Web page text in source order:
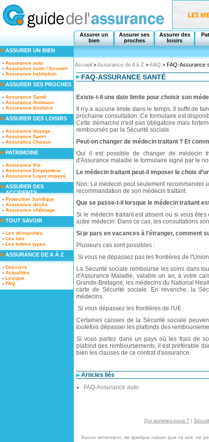
Assurer un
bien
Assurer ses
proches
Assurer des
loisirs
Accueil >Assurance de A à Z > FAQ > FAQ-Assurance
FAQ-ASSURANCE SANTÉ
Existe-t-il une date limite pour choisir son
Il n'y a aucune limite dans le temps. Il suffit de
prochaine consultation. Ce formulaire est
Cette démarche n'est pas obligatoire mais
remboursés par la Sécurité sociale.
Peut-on changer de médecin traitant ? Et
Oui il est possible de changer de médecin
d'Assurance maladie le formulaire signé par le
Le médecin traitant peut-il imposer le choix
Non. Le médecin peut seulement recommander
recommandation de son médecin traitant.
Que se passe-t-il lorsque le médecin traitant
Si le médecin traitant est absent ou si vous
autre médecin. Dans ce cas, les consultations
Si je pars en vacances à l'étranger, comment
Plusieurs cas sont possibles :
Si vous ne dépassez pas les frontières de
La Sécurité sociale rembourse les soins dans
d'Assurance Maladie, valable un an, à votre
Grande-Bretagne, les médecins du National
carte de Sécurité sociale. En revanche, la
médecins.
Si vous dépassez les frontières de l'UE :
Certaines caisses de la Sécurité sociale
toutefois dépasser les plafonds des
Si vous partez dans un pays où les frais de
plafond des remboursements, il est préférable
bien les clauses de ce contrat d'assurance.
Articles liés
FAQ-Assurance auto
ASSURER UN BIEN
Assurance auto
Assurance moto / Scooter
Assurance habitation
ASSURER SES PROCHES
Assurance Santé
Assurance Animaux
Assurance Scolaire
ASSURER DES LOISIRS
Assurance Voyage
Assurance Sport
Assurance Chasse
PATRIMOINE
Assurance Vie
Assurance Emprunteur
Assurance Loyer impayé
ASSURER DES
ACCIDENTS
Protection Juridique
Assurance décès
Assurance chômage
TOUT SAVOIR
Les démarches
Les lois
Les lettres types
ASSURANCE DE A À Z
Dossiers
Actualités
Lexique
FAQ
Qui sommes-nous ? |
Aucun versement, de quelque nature que ce soit, ne